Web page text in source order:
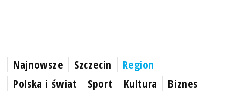
Najnowsze Szczecin
Region
Polska i świat
Sport Kultura
Biznes